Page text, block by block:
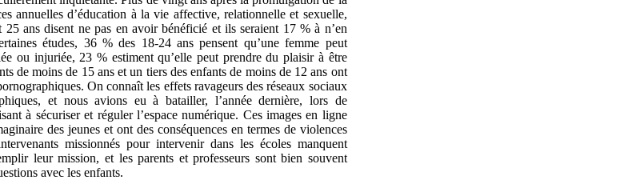
annuelles d’éducation à la vie affective, relationnelle et sexuelle,
ans disent ne pas en avoir bénéficié et ils seraient 17 % à n’en
études, 36 % des 18-24 ans pensent qu’une femme peut
ou injuriée, 23 % estiment qu’elle peut prendre du plaisir à être
de moins de 15 ans et un tiers des enfants de moins de 12 ans ont
On connaît les effets ravageurs des réseaux sociaux
et nous avions eu à batailler, l’année dernière, lors de
à sécuriser et réguler l’espace numérique. Ces images en ligne
des jeunes et ont des conséquences en termes de violences
missionnés pour intervenir dans les écoles manquent
leur mission, et les parents et professeurs sont bien souvent
avec les enfants.